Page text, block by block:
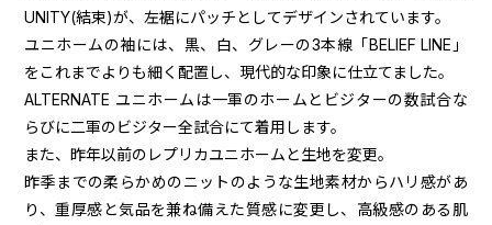
UNITY(結束)が、左裾にパッチとしてデザインされています。
ユニホームの袖には、黒、白、グレーの3本線「BELIEF LINE」
をこれまでよりも細く配置し、現代的な印象に仕立てました。
ALTERNATE ユニホームは一軍のホームとビジターの数試合な
らびに二軍のビジター全試合にて着用します。
また、昨年以前のレプリカユニホームと生地を変更。
昨季までの柔らかめのニットのような生地素材からハリ感があ
り、重厚感と気品を兼ね備えた質感に変更し、高級感のある肌